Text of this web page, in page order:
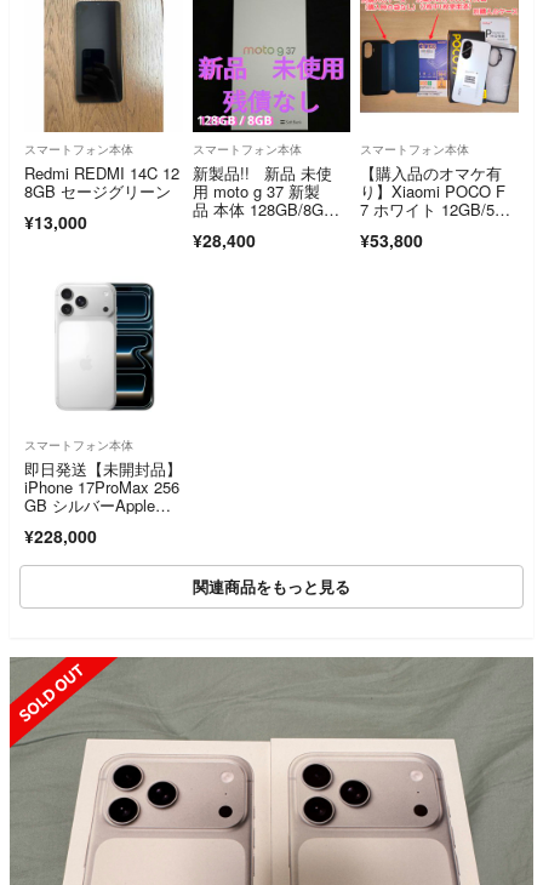
スマートフォン本体
Redmi REDMI 14C 12
8GB セージグリーン
¥13,000
スマートフォン本体
新製品!! 新品 未使
用 moto g 37 新製
品 本体 128GB/8G
ホ ソフトバンク
¥28,400
スマートフォン本体
【購入品のオマケ有
り】Xiaomi POCO F
7 ホワイト 12GB/512
¥53,800
スマートフォン本体
即日発送【未開封品】
iPhone 17ProMax 256
GB シルバーApple
¥228,000
関連商品をもっと見る